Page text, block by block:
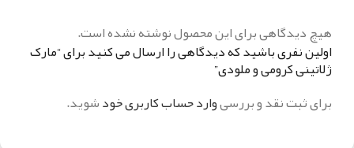
هیچ دیدگاهی برای این محصول نوشته نشده است.
اولین نفری باشید که دیدگاهی را ارسال می کنید برای “مارک
ژلاتینی کرومی و ملودی”
برای ثبت نقد و بررسیوارد حساب کاربری خودشوید.